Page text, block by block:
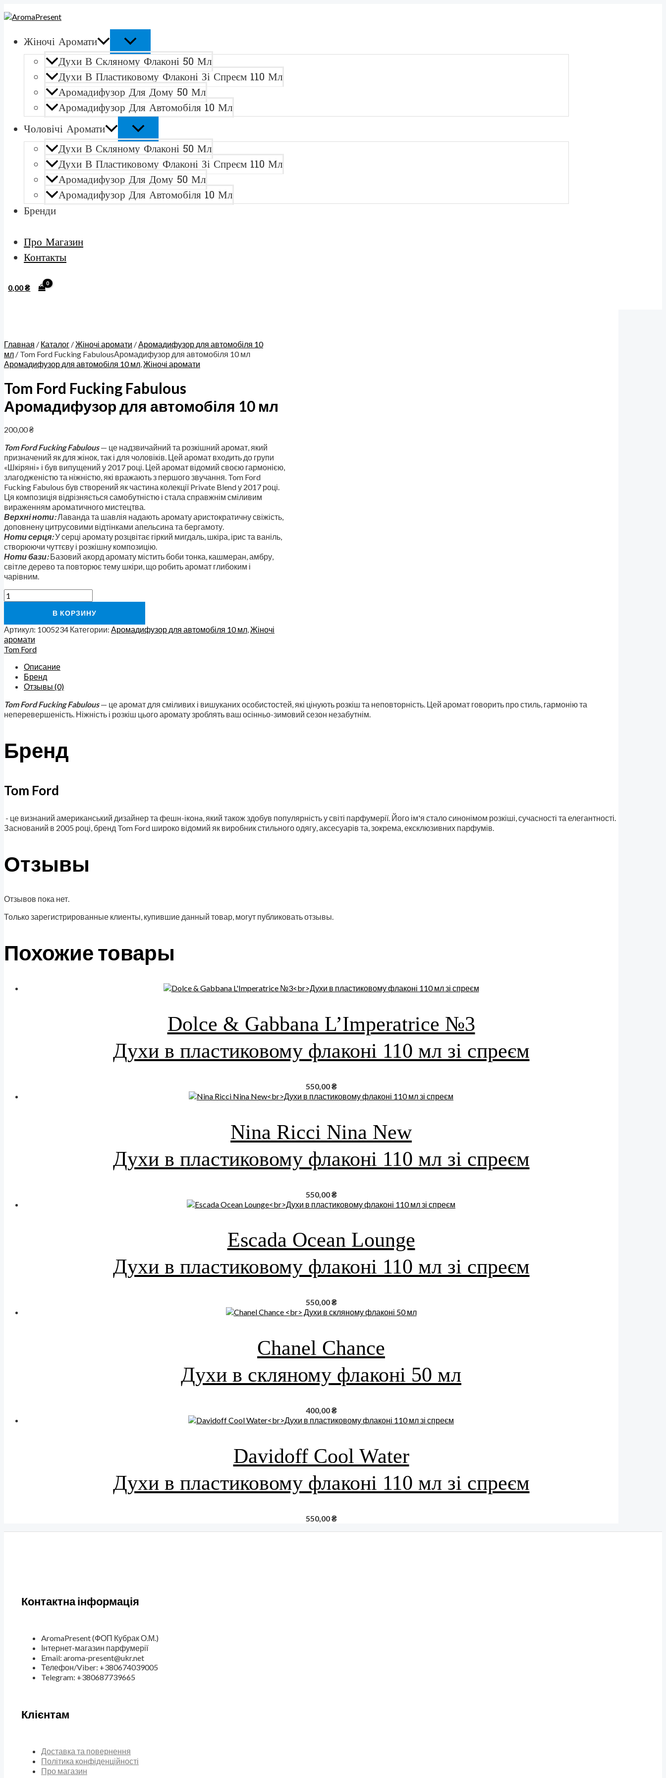
к
содержимому
Жіночі Аромати
Духи В Скляному Флаконі 50 Мл
Духи В Пластиковому Флаконі Зі Спреєм 110 Мл
Аромадифузор Для Дому 50 Мл
Аромадифузор Для Автомобіля 10 Мл
Чоловічі Аромати
Духи В Скляному Флаконі 50 Мл
Духи В Пластиковому Флаконі Зі Спреєм 110 Мл
Аромадифузор Для Дому 50 Мл
Аромадифузор Для Автомобіля 10 Мл
Бренди
Про Магазин
Контакты
0,00₴
Главная / Каталог /Жіночі аромати /Аромадифузор для автомобіля 10
мл / Tom Ford Fucking FabulousАромадифузор для автомобіля 10 мл
Аромадифузор для автомобіля 10 мл,Жіночі аромати
Tom Ford Fucking Fabulous
Аромадифузор для автомобіля 10 мл
200,00₴
Tom Ford Fucking Fabulous— це надзвичайний та розкішний аромат, який
призначений як для жінок, так і для чоловіків. Цей аромат входить до групи
«Шкіряні» і був випущений у 2017 році. Цей аромат відомий своєю гармонією,
злагодженістю та ніжністю, які вражають з першого звучання. Tom Ford
Fucking Fabulous був створений як частина колекції Private Blend у 2017 році.
Ця композиція відрізняється самобутністю і стала справжнім сміливим
вираженням ароматичного мистецтва.
Верхні ноти:Лаванда та шавлія надають аромату аристократичну свіжість,
доповнену цитрусовими відтінками апельсина та бергамоту.
Ноти серця:У серці аромату розцвітає гіркий мигдаль, шкіра, ірис та ваніль,
створюючи чуттєву і розкішну композицію.
Ноти бази: Базовий акорд аромату містить боби тонка, кашмеран, амбру,
світле дерево та повторює тему шкіри, що робить аромат глибоким і
чарівним.
товара
Tom
Fucking
FabulousАромадифузор
В КОРЗИНУ
Артикул: 1005234 Категории: Аромадифузор для автомобіля 10 мл,Жіночі
аромати
Tom Ford
Описание
Бренд
Отзывы (0)
Tom Ford Fucking Fabulous— це аромат для сміливих і вишуканих особистостей, які цінують розкіш та неповторність. Цей аромат говорить про стиль, гармонію та
неперевершеність. Ніжність і розкіш цього аромату зроблять ваш осінньо-зимовий сезон незабутнім.
Бренд
Tom Ford
- це визнаний американський дизайнер та фешн-іконa, який також здобув популярність у світі парфумерії. Його ім'я стало синонімом розкіші, сучасності та елегантності.
Заснований в 2005 році, бренд Tom Ford широко відомий як виробник стильного одягу, аксесуарів та, зокрема, ексклюзивних парфумів.
Отзывы
Отзывов пока нет.
Только зарегистрированные клиенты, купившие данный товар, могут публиковать отзывы.
Похожие товары
Dolce & Gabbana L’Imperatrice №3
Духи в пластиковому флаконі 110 мл зі спреєм
550,00₴
Nina Ricci Nina New
Духи в пластиковому флаконі 110 мл зі спреєм
550,00₴
Escada Ocean Lounge
Духи в пластиковому флаконі 110 мл зі спреєм
550,00₴
Chanel Chance
Духи в скляному флаконі 50 мл
400,00₴
Davidoff Cool Water
Духи в пластиковому флаконі 110 мл зі спреєм
550,00₴
Контактна інформація
AromaPresent (ФОП Кубрак О.М.)
Інтернет-магазин парфумерії
Email: aroma-present@ukr.net
Телефон/Viber: +380674039005
Telegram: +380687739665
Клієнтам
Доставка та повернення
Політика конфіденційності
Про магазин